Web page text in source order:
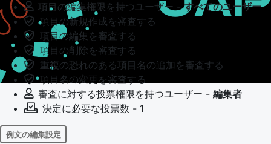
項目の編集権限を持つユーザー -すべてのユーザー
項目の新規作成を審査する
項目の編集を審査する
項目の削除を審査する
重複の恐れのある項目名の追加を審査する
項目名の変更を審査する
審査に対する投票権限を持つユーザー - 編集者
決定に必要な投票数 - 1
例文の編集設定